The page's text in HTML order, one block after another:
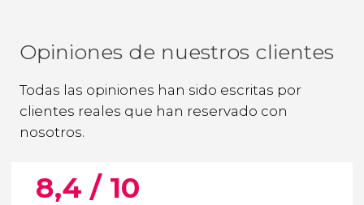
Opiniones de nuestros clientes
Todas las opiniones han sido escritas por
clientes reales que han reservado con
nosotros.
8,4 / 10